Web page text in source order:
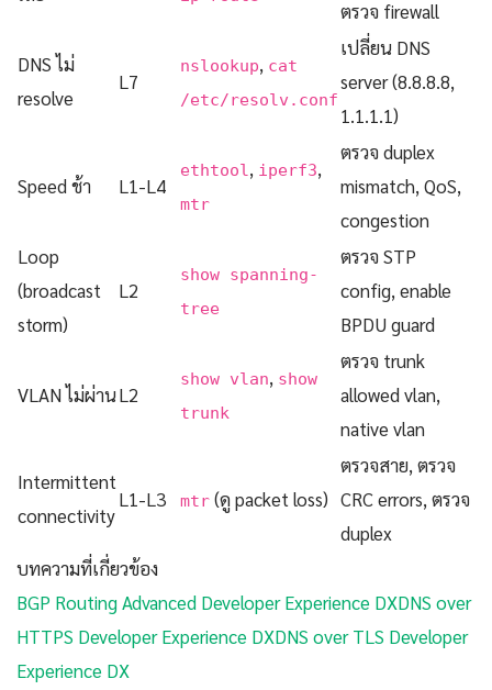
ตรวจ firewall
DNS ไม่
resolve
L7
nslookup, cat
/etc/resolv.conf
เปลี่ยน DNS
server (8.8.8.8,
1.1.1.1)
Speed ช้า L1-L4
ethtool , iperf3,
mtr
ตรวจ duplex
mismatch, QoS,
congestion
Loop
(broadcast
storm)
L2
show spanning-
tree
ตรวจ STP
config, enable
BPDU guard
VLAN ไม่ผ่านL2
show vlan, show
trunk
ตรวจ trunk
allowed vlan,
native vlan
Intermittent
connectivity
L1-L3 mtr (ดู packet loss)
ตรวจสาย, ตรวจ
CRC errors, ตรวจ
duplex
บทความที่เกี่ยวข้อง
BGP Routing Advanced Developer Experience DXDNS over
HTTPS Developer Experience DXDNS over TLS Developer
Experience DX